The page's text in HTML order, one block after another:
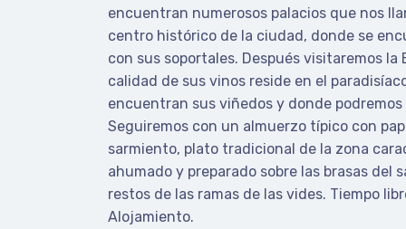
encuentran numerosos palacios que nos
centro histórico de la ciudad, donde se
con sus soportales. Después visitaremos la
calidad de sus vinos reside en el
encuentran sus viñedos y donde
Seguiremos con un almuerzo típico con
sarmiento, plato tradicional de la zona
ahumado y preparado sobre las brasas del
restos de las ramas de las vides. Tiempo
Alojamiento.